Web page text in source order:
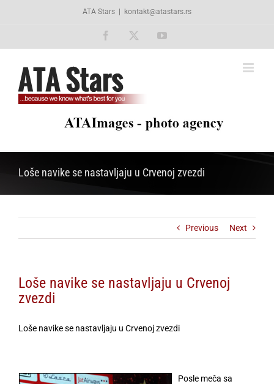
ATA Stars kontakt@atastars.rs
Facebook YouTube
Loše navike se nastavljaju u Crvenoj zvezdi
Previous Next
Loše navike se nastavljaju u Crvenoj
zvezdi
Loše navike se nastavljaju u Crvenoj zvezdi
Posle meča sa